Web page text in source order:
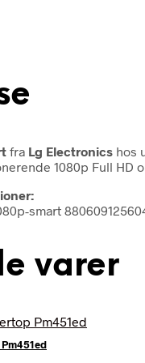
fra Lg Electronics hos
1080p Full
smart
varer